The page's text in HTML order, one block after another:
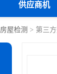
供应商机
房屋检测 > 第三